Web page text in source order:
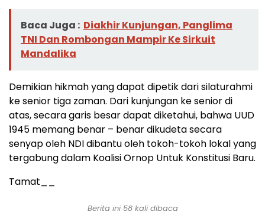
Baca Juga : Diakhir Kunjungan, Panglima
TNI Dan Rombongan Mampir Ke Sirkuit
Mandalika
Demikian hikmah yang dapat dipetik dari silaturahmi
ke senior tiga zaman. Dari kunjungan ke senior di
atas, secara garis besar dapat diketahui, bahwa UUD
1945 memang benar – benar dikudeta secara
senyap oleh NDI dibantu oleh tokoh-tokoh lokal yang
tergabung dalam Koalisi Ornop Untuk Konstitusi Baru.
Tamat__
Berita ini 58 kali dibaca